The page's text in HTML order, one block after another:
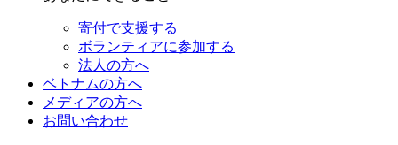
寄付で支援する
ボランティアに参加する
法人の方へ
ベトナムの方へ
メディアの方へ
お問い合わせ